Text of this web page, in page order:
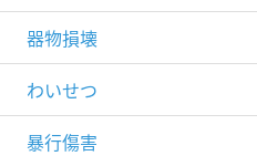
器物損壊
わいせつ
暴行傷害